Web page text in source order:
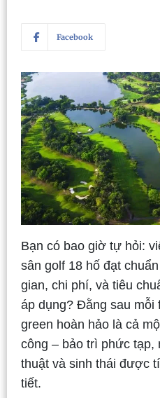
Facebook
Bạn có bao giờ tự hỏi:
sân golf 18 hố đạt
gian, chi phí, và tiêu
áp dụng? Đằng sau mỗi
green hoàn hảo là cả
công – bảo trì phức tạp,
thuật và sinh thái được
tiết.